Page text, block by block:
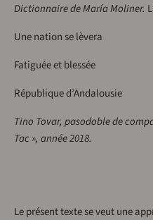
Dictionnaire de María Moliner.
Une nation se lèvera
Fatiguée et blessée
République d’Andalousie
Tino Tovar, pasodoble de
Tac », année 2018.
Le présent texte se veut une